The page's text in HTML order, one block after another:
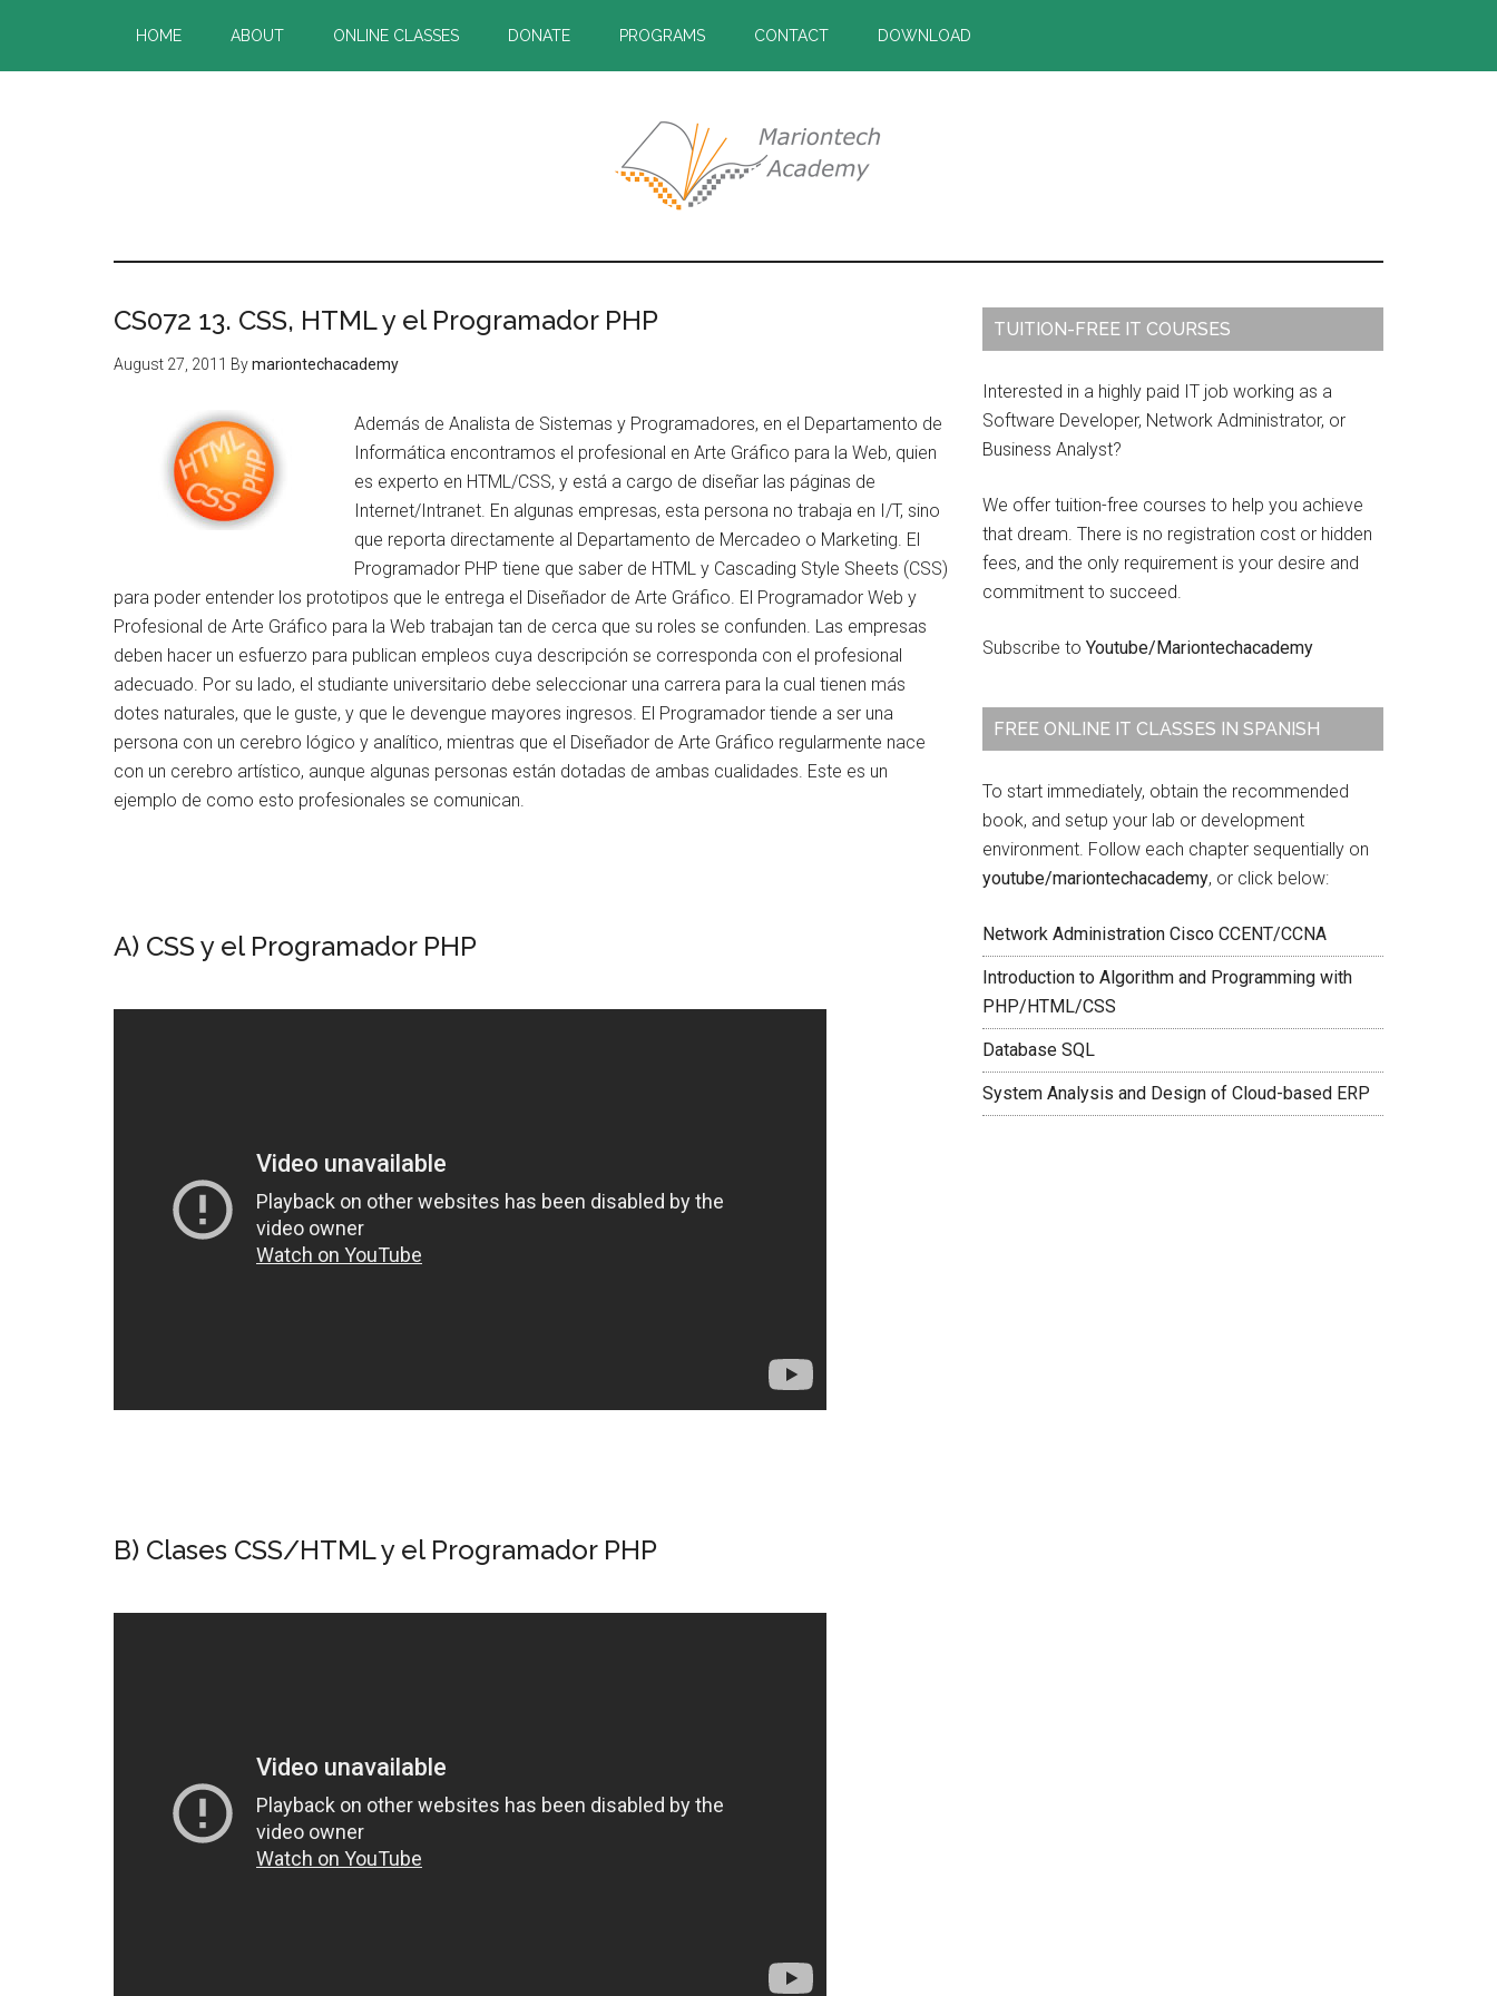
main
primary
HOME ABOUT ONLINE CLASSES DONATE PROGRAMS CONTACT DOWNLOAD
CS072 13. CSS, HTML y el Programador PHP
August 27, 2011 Bymariontechacademy
Además de Analista de Sistemas y Programadores, en el Departamento de
Informática encontramos el profesional en Arte Gráfico para la Web, quien
es experto en HTML/CSS, y está a cargo de diseñar las páginas de
Internet/Intranet. En algunas empresas, esta persona no trabaja en I/T, sino
que reporta directamente al Departamento de Mercadeo o Marketing. El
Programador PHP tiene que saber de HTML y Cascading Style Sheets (CSS)
para poder entender los prototipos que le entrega el Diseñador de Arte Gráfico. El Programador Web y
Profesional de Arte Gráfico para la Web trabajan tan de cerca que su roles se confunden. Las empresas
deben hacer un esfuerzo para publican empleos cuya descripción se corresponda con el profesional
adecuado. Por su lado, el studiante universitario debe seleccionar una carrera para la cual tienen más
dotes naturales, que le guste, y que le devengue mayores ingresos. El Programador tiende a ser una
persona con un cerebro lógico y analítico, mientras que el Diseñador de Arte Gráfico regularmente nace
con un cerebro artístico, aunque algunas personas están dotadas de ambas cualidades. Este es un
ejemplo de como esto profesionales se comunican.
A) CSS y el Programador PHP
B) Clases CSS/HTML y el Programador PHP
Primary
Sidebar
TUITION-FREE IT COURSES
Interested in a highly paid IT job working as a
Software Developer, Network Administrator, or
Business Analyst?
We offer tuition-free courses to help you achieve
that dream. There is no registration cost or hidden
fees, and the only requirement is your desire and
commitment to succeed.
Subscribe to Youtube/Mariontechacademy
FREE ONLINE IT CLASSES IN SPANISH
To start immediately, obtain the recommended
book, and setup your lab or development
environment. Follow each chapter sequentially on
youtube/mariontechacademy, or click below:
Network Administration Cisco CCENT/CCNA
Introduction to Algorithm and Programming with
PHP/HTML/CSS
Database SQL
System Analysis and Design of Cloud-based ERP